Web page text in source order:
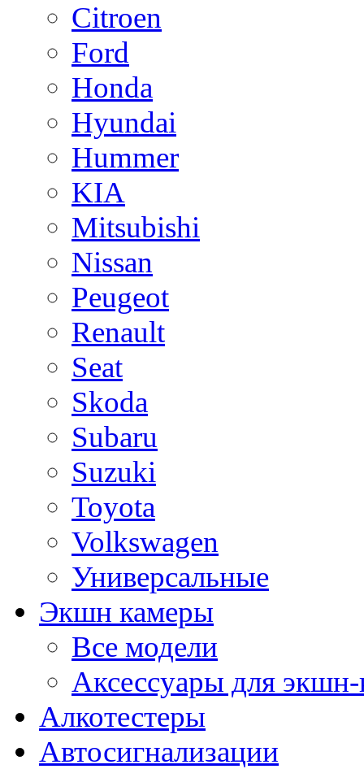
Citroen
Ford
Honda
Hyundai
Hummer
KIA
Mitsubishi
Nissan
Peugeot
Renault
Seat
Skoda
Subaru
Suzuki
Toyota
Volkswagen
Универсальные
Экшн камеры
Все модели
Аксессуары для
Алкотестеры
Автосигнализации